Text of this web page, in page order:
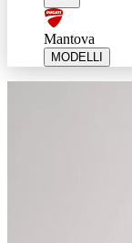
Mantova
MODELLI